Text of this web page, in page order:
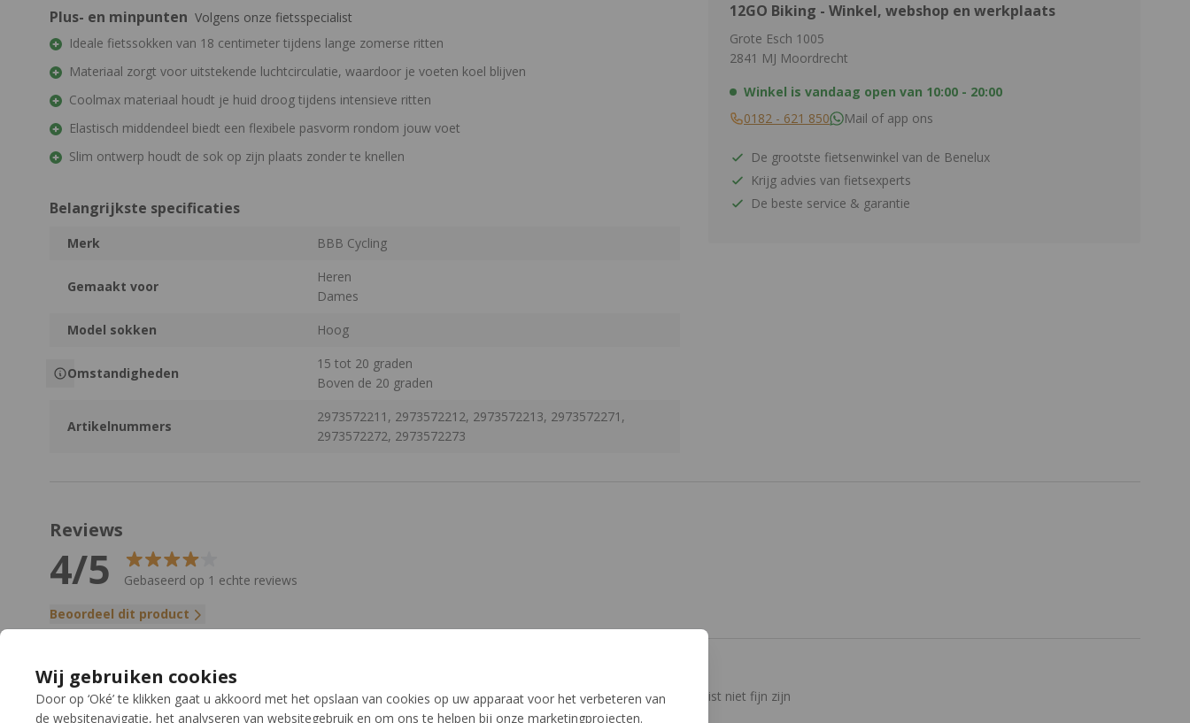
Wij gebruiken cookies
Door op ‘Oké’ te klikken gaat u akkoord met het opslaan van cookies op uw apparaat voor het verbeteren van
de websitenavigatie, het analyseren van websitegebruik en om ons te helpen bij onze marketingprojecten.
12GO Biking - Winkel, webshop en werkplaats
Grote Esch 1005
2841 MJ Moordrecht
Winkel is vandaag open van 10:00 - 20:00
0182 - 621 850
Mail of app ons
De grootste fietsenwinkel van de Benelux
Krijg advies van fietsexperts
De beste service & garantie
Plus- en minpunten Volgens onze fietsspecialist
Ideale fietssokken van 18 centimeter tijdens lange zomerse ritten
Materiaal zorgt voor uitstekende luchtcirculatie, waardoor je voeten koel blijven
Coolmax materiaal houdt je huid droog tijdens intensieve ritten
Elastisch middendeel biedt een flexibele pasvorm rondom jouw voet
Slim ontwerp houdt de sok op zijn plaats zonder te knellen
Belangrijkste specificaties
Merk BBB Cycling
Gemaakt voor
Heren
Dames
Model sokken
Hoog
Omstandigheden
15 tot 20 graden
Boven de 20 graden
Artikelnummers
2973572211, 2973572212, 2973572213, 2973572271,
2973572272, 2973572273
Reviews
4/5
Gebaseerd op 1 echte reviews
Beoordeel dit product
4/5
Lekkere dunne strakke sok. Bij een iets te ruime schoen kan dit juist niet fijn zijn